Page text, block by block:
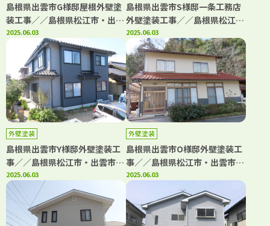
島根県出雲市G様邸屋根外壁塗
装工事／／島根県松江市・出雲
市・大田市・雲南市の「きじま
塗装」
2025.06.03
島根県出雲市S様邸一条工務店
外壁塗装工事／／島根県松江
市・出雲市・大田市・雲南市・
鳥取県米子市・境港市の「きじ
ま塗装」
2025.06.03
外壁塗装
島根県出雲市Y様邸外壁塗装工
事／／島根県松江市・出雲市・
大田市・雲南市・鳥取県米子
市・境港市の「きじま塗装」
2025.06.03
外壁塗装
島根県出雲市O様邸外壁塗装工
事／／島根県松江市・出雲市・
大田市・雲南市・鳥取県米子
市・境港市の「きじま塗装」
2025.06.03